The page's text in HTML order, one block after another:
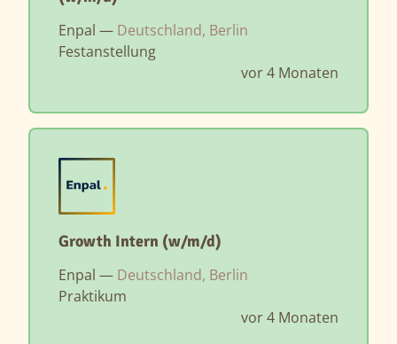
Enpal — Deutschland, Berlin
Festanstellung
vor 4 Monaten
Growth Intern (w/m/d)
Enpal — Deutschland, Berlin
Praktikum
vor 4 Monaten